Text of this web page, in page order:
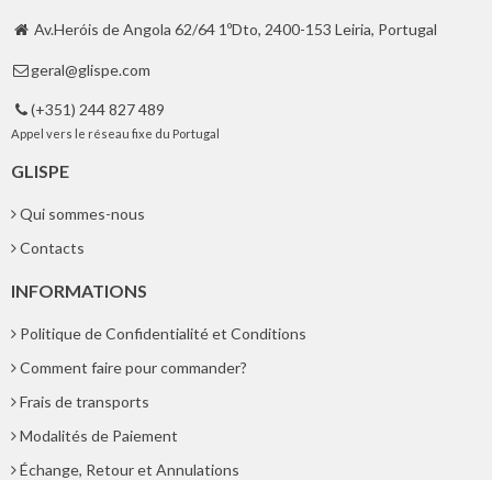
 Av.Heróis de Angola 62/64 1ºDto, 2400-153 Leiria, Portugal
 geral@glispe.com
 (+351) 244 827 489
Appel vers le réseau fixe du Portugal
GLISPE
Qui sommes-nous
Contacts
INFORMATIONS
Politique de Confidentialité et Conditions
Comment faire pour commander?
Frais de transports
Modalités de Paiement
Échange, Retour et Annulations